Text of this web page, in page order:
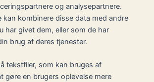
og analysepartnere.
kan kombinere disse data med andre
har givet dem, eller som de har
brug af deres tjenester.
tekstfiler, som kan bruges af
gøre en brugers oplevelse mere